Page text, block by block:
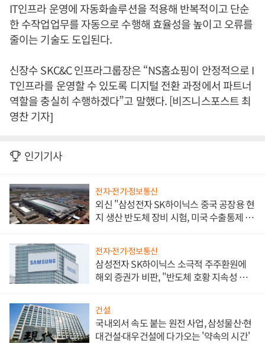
IT인프라 운영에 자동화솔루션을 적용해 반복적이고 단순
한 수작업업무를 자동으로 수행해 효율성을 높이고 오류를
줄이는 기술도 도입된다.
신장수 SKC&C 인프라그룹장은 “NS홈쇼핑이 안정적으로 I
T인프라를 운영할 수 있도록 디지털 전환 과정에서 파트너
역할을 충실히 수행하겠다”고 말했다. [비즈니스포스트 최
영찬 기자]
인기기사
전자·전기·정보통신
외신 "삼성전자 SK하이닉스 중국 공장용 현
지 생산 반도체 장비 시험, 미국 수출통제 대
전자·전기·정보통신
삼성전자 SK하이닉스 소극적 주주환원에
해외 증권가 비판, "반도체 호황 지속성 의
건설
국내외서 속도 붙는 원전 사업, 삼성물산·현
대건설·대우건설에 다가오는 '약속의 시간'